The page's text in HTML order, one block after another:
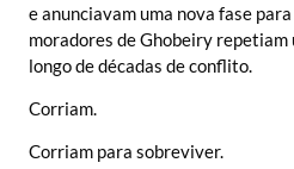
e anunciavam uma nova fase
moradores de Ghobeiry repetiam
longo de décadas de conflito.
Corriam.
Corriam para sobreviver.